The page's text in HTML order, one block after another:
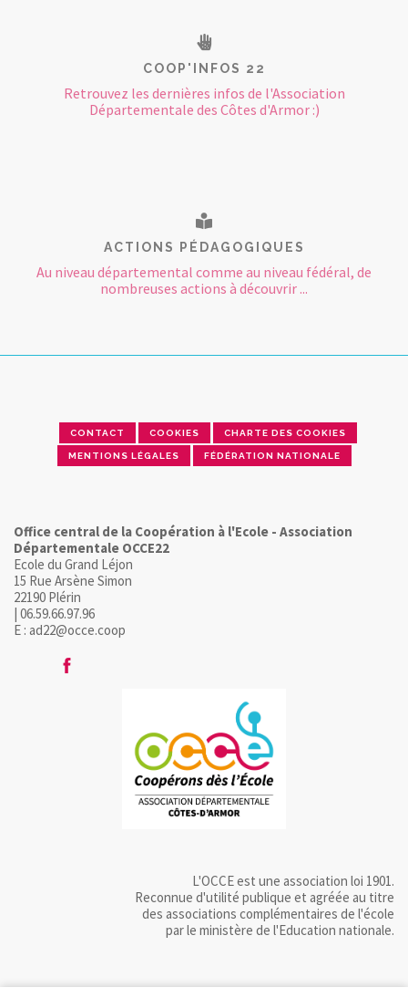
COOP'INFOS 22
Retrouvez les dernières infos de l'Association
Départementale des Côtes d'Armor :)
ACTIONS PÉDAGOGIQUES
Au niveau départemental comme au niveau fédéral, de
nombreuses actions à découvrir ...
CONTACT COOKIES CHARTE DES COOKIES
MENTIONS LÉGALES FÉDÉRATION NATIONALE
Office central de la Coopération à l'Ecole - Association
Départementale OCCE22
Ecole du Grand Léjon
15 Rue Arsène Simon
22190 Plérin
| 06.59.66.97.96
E : ad22@occe.coop
L'OCCE est une association loi 1901.
Reconnue d'utilité publique et agréée au titre
des associations complémentaires de l'école
par le ministère de l'Education nationale.